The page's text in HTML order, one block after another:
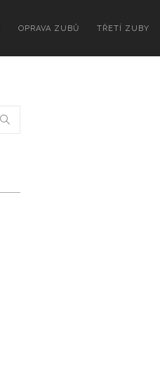
OPRAVA ZUBŮ TŘETÍ ZUBY